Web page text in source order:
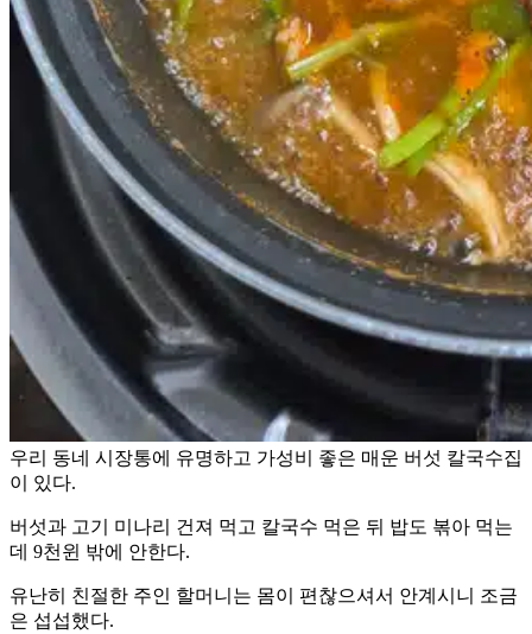
우리 동네 시장통에 유명하고 가성비 좋은 매운 버섯 칼국수집
이 있다.
버섯과 고기 미나리 건져 먹고 칼국수 먹은 뒤 밥도 볶아 먹는
데 9천윈 밖에 안한다.
유난히 친절한 주인 할머니는 몸이 편찮으셔서 안계시니 조금
은 섭섭했다.